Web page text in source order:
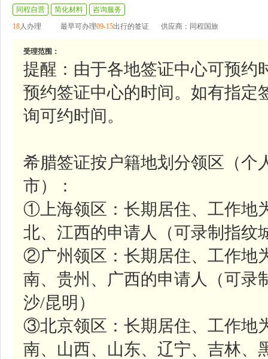
同程自营 简化材料
咨询服务
18人办理 最早可办理09-15出行的签证 供应商：同程国旅
受理范围：
提醒：由于各地签证中心可预约
预约签证中心的时间。如有指定
询可约时间。
希腊签证按户籍地划分领区（个
市）：
①上海领区：长期居住、工作地
北、江西的申请人（可录制指纹
②广州领区：长期居住、工作地
南、贵州、广西的申请人（可录
沙/昆明）
③北京领区：长期居住、工作地
南、山西、山东、辽宁、吉林、